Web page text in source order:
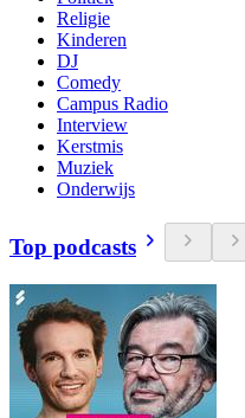
Religie
Kinderen
DJ
Comedy
Campus Radio
Interview
Kerstmis
Muziek
Onderwijs
Top podcasts